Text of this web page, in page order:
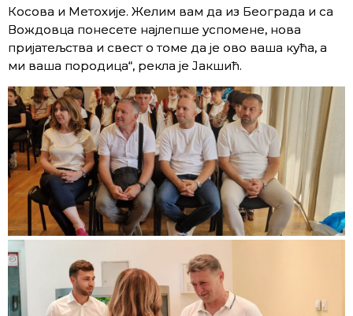
Косова и Метохије. Желим вам да из Београда и са
Вождовца понесете најлепше успомене, нова
пријатељства и свест о томе да је ово ваша кућа, а
ми ваша породица“, рекла је Јакшић.